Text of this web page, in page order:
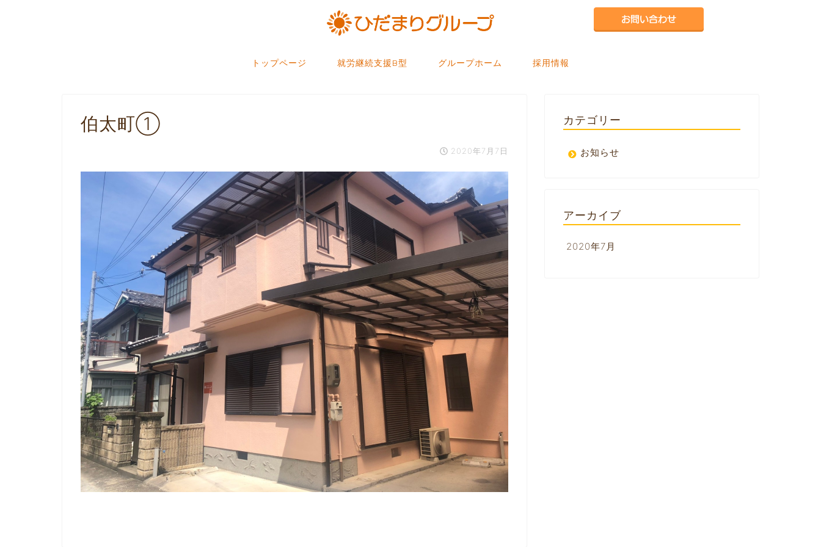
トップページ 就労継続支援B型 グループホーム 採用情報
伯太町①
2020年7月7日
カテゴリー
お知らせ
アーカイブ
2020年7月